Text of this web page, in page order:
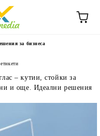
за бизнеса
– кутии, стойки за
и още. Идеални решения